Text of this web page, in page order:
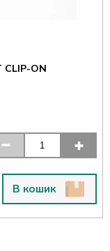
CLIP-ON
В кошик